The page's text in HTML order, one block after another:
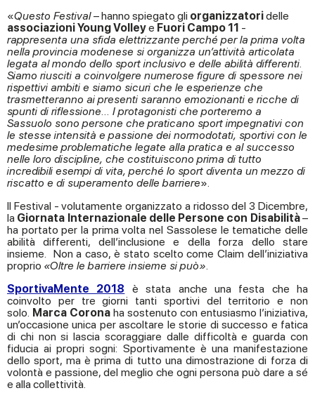
«Questo Festival– hanno spiegato gli organizzatoridelle
associazioni Young Volleye Fuori Campo 11 -
rappresenta una sfida elettrizzante perché per la prima volta
nella provincia modenese si organizza un’attività articolata
legata al mondo dello sport inclusivo e delle abilità differenti.
Siamo riusciti a coinvolgere numerose figure di spessore nei
rispettivi ambiti e siamo sicuri che le esperienze che
trasmetteranno ai presenti saranno emozionanti e ricche di
spunti di riflessione… I protagonisti che porteremo a
Sassuolo sono persone che praticano sport impegnativi con
le stesse intensità e passione dei normodotati, sportivi con le
medesime problematiche legate alla pratica e al successo
nelle loro discipline, che costituiscono prima di tutto
incredibili esempi di vita, perché lo sport diventa un mezzo di
riscatto e di superamento delle barriere».
Il Festival - volutamente organizzato a ridosso del 3 Dicembre,
la Giornata Internazionale delle Persone con Disabilità–
ha portato per la prima volta nel Sassolese le tematiche delle
abilità differenti, dell’inclusione e della forza dello stare
insieme. Non a caso, è stato scelto come Claim dell’iniziativa
proprio «Oltre le barriere insieme si può».
SportivaMente 2018 è stata anche una festa che ha
coinvolto per tre giorni tanti sportivi del territorio e non
solo. Marca Corona ha sostenuto con entusiasmo l’iniziativa,
un’occasione unica per ascoltare le storie di successo e fatica
di chi non si lascia scoraggiare dalle difficoltà e guarda con
fiducia ai propri sogni: Sportivamente è una manifestazione
dello sport, ma è prima di tutto una dimostrazione di forza di
volontà e passione, del meglio che ogni persona può dare a sé
e alla collettività.